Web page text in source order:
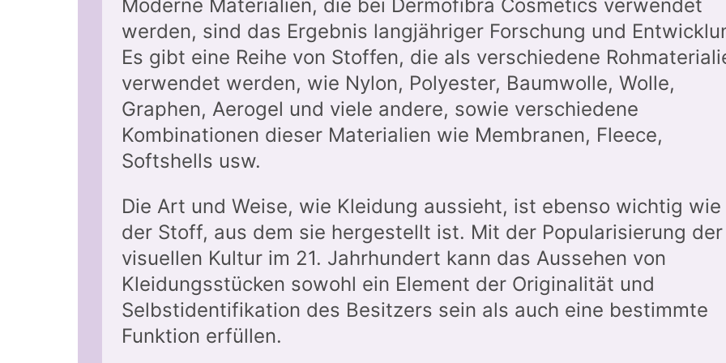
Moderne Materialien, die bei Dermofibra Cosmetics verwendet
werden, sind das Ergebnis langjähriger Forschung und
Es gibt eine Reihe von Stoffen, die als verschiedene
verwendet werden, wie Nylon, Polyester, Baumwolle, Wolle,
Graphen, Aerogel und viele andere, sowie verschiedene
Kombinationen dieser Materialien wie Membranen, Fleece,
Softshells usw.
Die Art und Weise, wie Kleidung aussieht, ist ebenso wichtig wie
der Stoff, aus dem sie hergestellt ist. Mit der Popularisierung der
visuellen Kultur im 21. Jahrhundert kann das Aussehen von
Kleidungsstücken sowohl ein Element der Originalität und
Selbstidentifikation des Besitzers sein als auch eine bestimmte
Funktion erfüllen.